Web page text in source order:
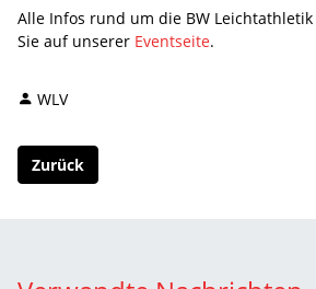
Alle Infos rund um die BW
Sie auf unserer Eventseite.
WLV
Zurück